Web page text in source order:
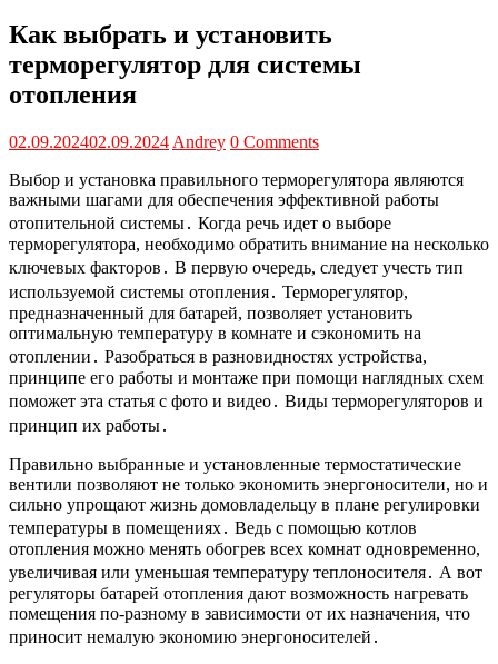
Как выбрать и установить
терморегулятор для системы
отопления
02.09.202402.09.2024 Andrey 0 Comments
Выбор и установка правильного терморегулятора являются
важными шагами для обеспечения эффективной работы
отопительной системы․ Когда речь идет о выборе
терморегулятора, необходимо обратить внимание на несколько
ключевых факторов․ В первую очередь, следует учесть тип
используемой системы отопления․ Терморегулятор,
предназначенный для батарей, позволяет установить
оптимальную температуру в комнате и сэкономить на
отоплении․ Разобраться в разновидностях устройства,
принципе его работы и монтаже при помощи наглядных схем
поможет эта статья с фото и видео․ Виды терморегуляторов и
принцип их работы․
Правильно выбранные и установленные термостатические
вентили позволяют не только экономить энергоносители, но и
сильно упрощают жизнь домовладельцу в плане регулировки
температуры в помещениях․ Ведь с помощью котлов
отопления можно менять обогрев всех комнат одновременно,
увеличивая или уменьшая температуру теплоносителя․ А вот
регуляторы батарей отопления дают возможность нагревать
помещения по-разному в зависимости от их назначения, что
приносит немалую экономию энергоносителей․